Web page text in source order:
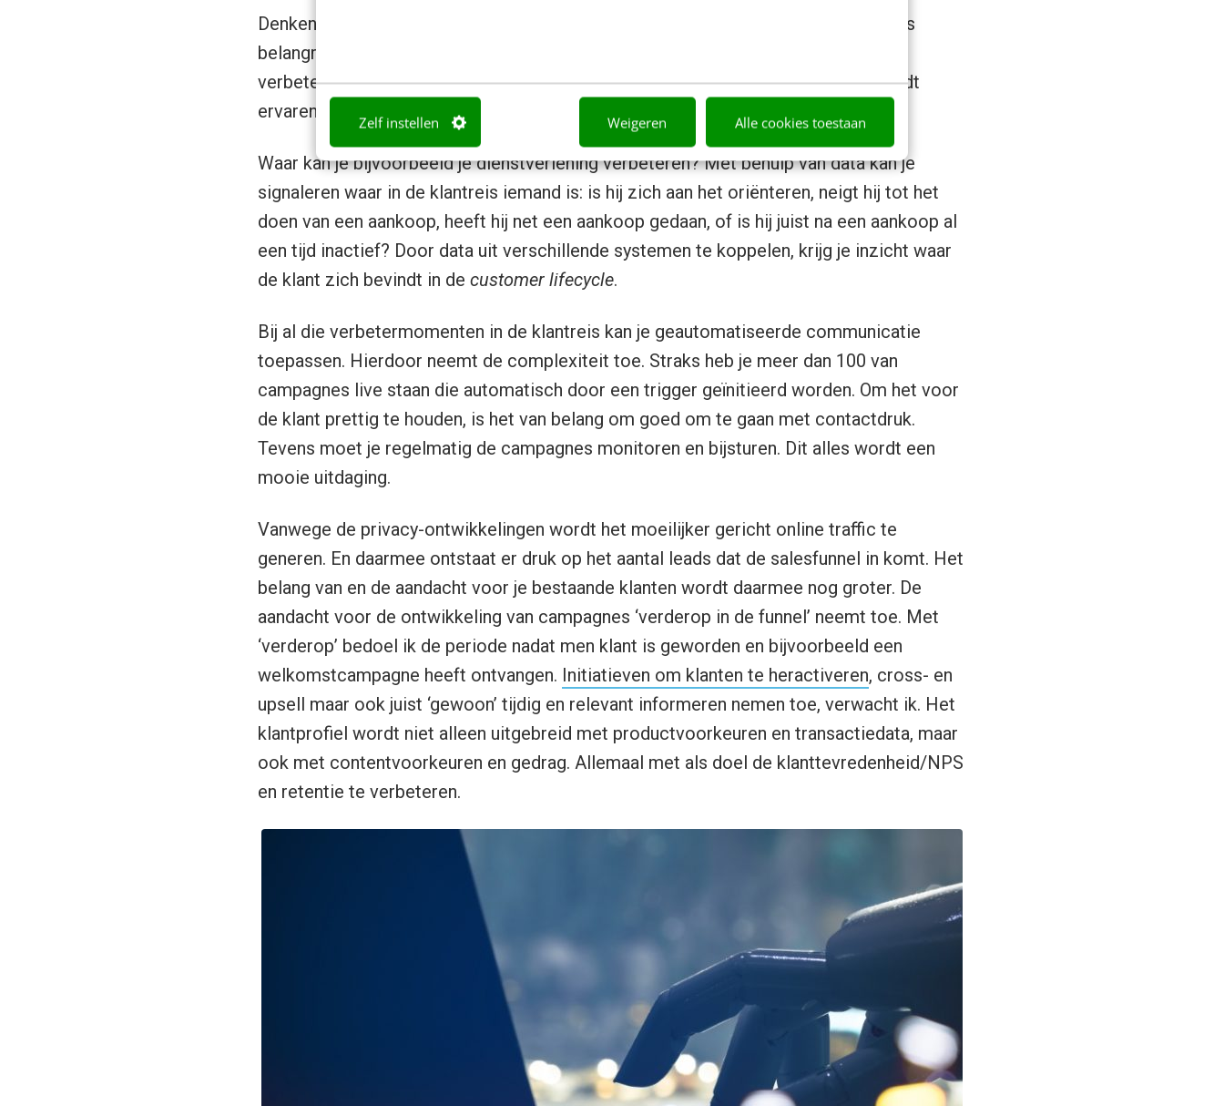
Zelf instellen Weigeren Alle cookies toestaan
Denken in de klantreizen is ook zoiets wat veel bedrijven al doen, maar wat steeds
belangrijker wordt. Stel vast waar in het proces dat jouw klant doorloopt je
verbeteringen door kan voeren, zodat de klantreis als prettiger en efficiënter wordt
ervaren.
Waar kan je bijvoorbeeld je dienstverlening verbeteren? Met behulp van data kan je
signaleren waar in de klantreis iemand is: is hij zich aan het oriënteren, neigt hij tot het
doen van een aankoop, heeft hij net een aankoop gedaan, of is hij juist na een aankoop al
een tijd inactief? Door data uit verschillende systemen te koppelen, krijg je inzicht waar
de klant zich bevindt in de customer lifecycle.
Bij al die verbetermomenten in de klantreis kan je geautomatiseerde communicatie
toepassen. Hierdoor neemt de complexiteit toe. Straks heb je meer dan 100 van
campagnes live staan die automatisch door een trigger geïnitieerd worden. Om het voor
de klant prettig te houden, is het van belang om goed om te gaan met contactdruk.
Tevens moet je regelmatig de campagnes monitoren en bijsturen. Dit alles wordt een
mooie uitdaging.
Vanwege de privacy-ontwikkelingen wordt het moeilijker gericht online traffic te
generen. En daarmee ontstaat er druk op het aantal leads dat de salesfunnel in komt. Het
belang van en de aandacht voor je bestaande klanten wordt daarmee nog groter. De
aandacht voor de ontwikkeling van campagnes ‘verderop in de funnel’ neemt toe. Met
‘verderop’ bedoel ik de periode nadat men klant is geworden en bijvoorbeeld een
welkomstcampagne heeft ontvangen. Initiatieven om klanten te heractiveren, cross- en
upsell maar ook juist ‘gewoon’ tijdig en relevant informeren nemen toe, verwacht ik. Het
klantprofiel wordt niet alleen uitgebreid met productvoorkeuren en transactiedata, maar
ook met contentvoorkeuren en gedrag. Allemaal met als doel de klanttevredenheid/NPS
en retentie te verbeteren.